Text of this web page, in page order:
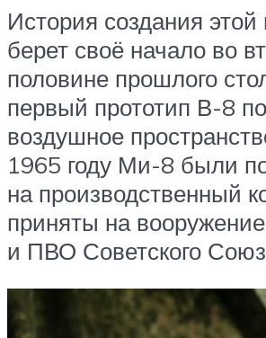
История создания
берет своё начало во
половине прошлого
первый прототип В-8
воздушное
1965 году Ми-8 были
на производственный
приняты на
и ПВО Советского